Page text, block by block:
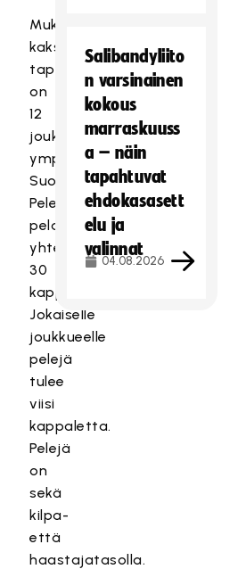
Mukana
kaksipäiväisessä
tapahtumassa
on
12
joukkuetta
ympäri
Suomea.
Pelejä
pelataan
yhteensä
30
kappaletta.
Jokaiselle
joukkueelle
pelejä
tulee
viisi
kappaletta.
Pelejä
on
sekä
kilpa-
että
haastajatasolla.
Salibandyliito
n varsinainen
kokous
marraskuuss
a – näin
tapahtuvat
ehdokasasett
elu ja
valinnat
04.08.2026